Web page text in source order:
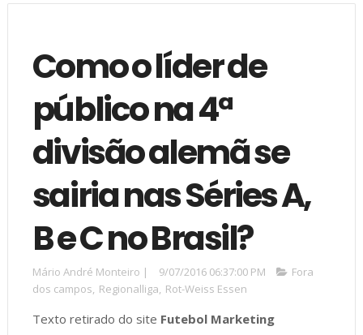
Como o líder de
público na 4ª
divisão alemã se
sairia nas Séries A,
B e C no Brasil?
Mário André Monteiro | 9/07/2016 06:37:00 PM
Fora
dos campos, Regionalliga, Rot-Weiss Essen
Texto retirado do site Futebol Marketing